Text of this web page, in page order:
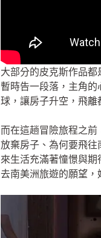
大部分的皮克斯作品
暫時告一段落，主角
球，讓房子升空，飛離
而在這趟冒險旅程之前
放棄房子、為何要飛
來生活充滿著憧憬與
去南美洲旅遊的願望，